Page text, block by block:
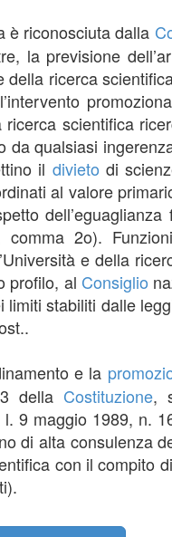
è riconosciuta dalla
la previsione
della ricerca
scientifica
qualsiasi
il divieto di
al valore
2o).
e della
profilo, al Consiglio
stabiliti dalle
e la
della Costituzione,
9 maggio 1989, n.
di alta consulenza
con il compito